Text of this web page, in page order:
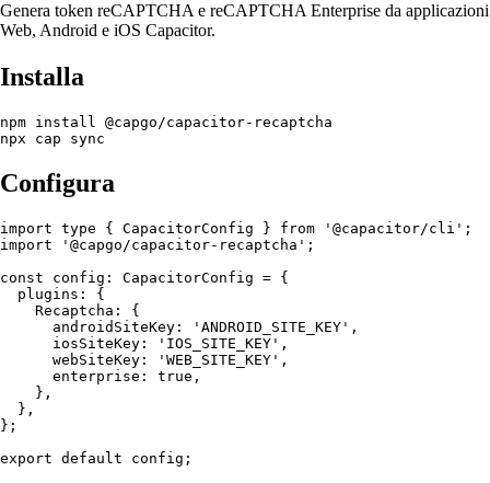
Genera token reCAPTCHA e reCAPTCHA Enterprise da applicazioni
Web, Android e iOS Capacitor.
Installa
npm install @capgo/capacitor-recaptcha
Configura
import type { CapacitorConfig } from '@capacitor/cli';
import '@capgo/capacitor-recaptcha';
const config: CapacitorConfig = {
  plugins: {
    Recaptcha: {
      androidSiteKey: 'ANDROID_SITE_KEY',
      iosSiteKey: 'IOS_SITE_KEY',
      webSiteKey: 'WEB_SITE_KEY',
      enterprise: true,
    },
  },
};